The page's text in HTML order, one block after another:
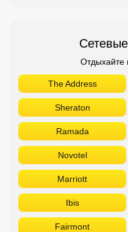
Отдыхайте
The Address
Sheraton
Ramada
Novotel
Marriott
Ibis
Fairmont